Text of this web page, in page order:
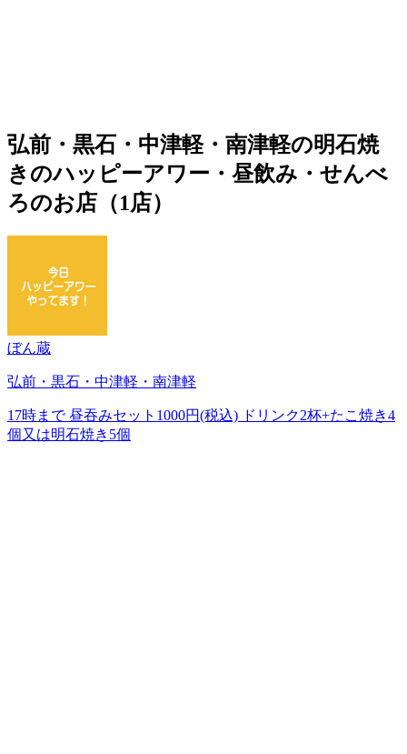
弘前・黒石・中津軽・南津軽の明石焼
きのハッピーアワー・昼飲み・せんべ
ろのお店（1店）
ぼん蔵
弘前・黒石・中津軽・南津軽
17時まで 昼吞みセット1000円(税込) ドリンク2杯+たこ焼き4
個又は明石焼き5個